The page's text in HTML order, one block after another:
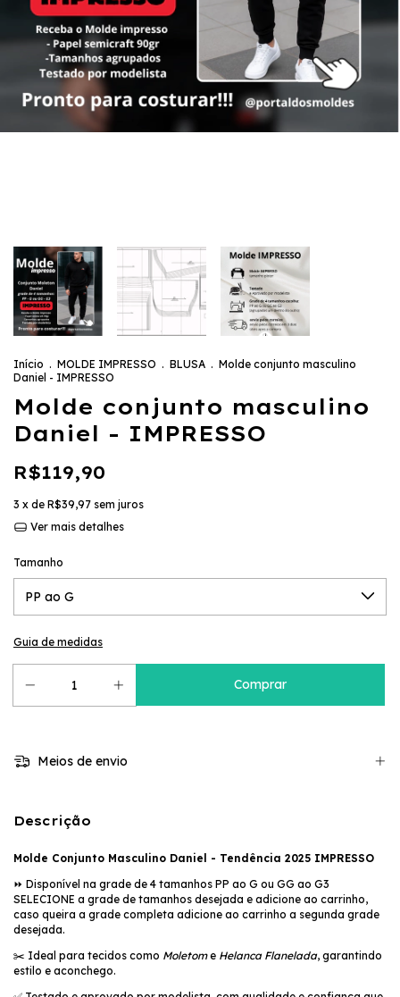
Início . MOLDE IMPRESSO . BLUSA . Molde conjunto masculino
Daniel - IMPRESSO
Molde conjunto masculino
Daniel - IMPRESSO
R$119,90
3 x de R$39,97 sem juros
Ver mais detalhes
Tamanho
Guia de medidas
Meios de envio
Descrição
Molde Conjunto Masculino Daniel - Tendência 2025 IMPRESSO
⏩️ Disponível na grade de 4 tamanhos PP ao G ou GG ao G3
SELECIONE a grade de tamanhos desejada e adicione ao carrinho,
caso queira a grade completa adicione ao carrinho a segunda grade
desejada.
✂️ Ideal para tecidos como Moletome Helanca Flanelada, garantindo
estilo e aconchego.